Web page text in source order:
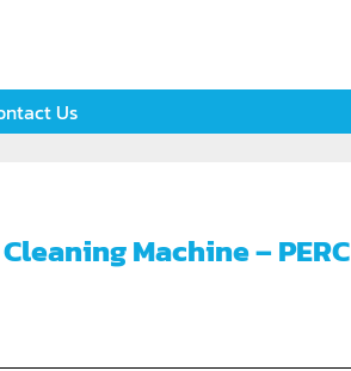
Us
Machine – PERC